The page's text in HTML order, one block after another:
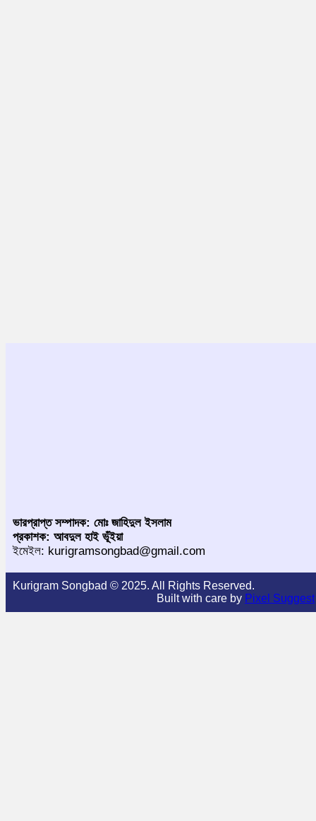
ভারপ্রাপ্ত সম্পাদক: মোঃ জাহিদুল ইসলাম
প্রকাশক: আবদুল হাই ভূঁইয়া
ইমেইল: kurigramsongbad@gmail.com
Kurigram Songbad © 2025. All Rights Reserved.
Built with care by Pixel Suggest